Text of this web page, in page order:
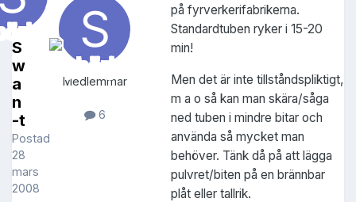
S
w
a
n
-t
Postad
28
mars
2008
Medlemmar
6
på fyrverkerifabrikerna.
Standardtuben ryker i 15-20
min!
Men det är inte tillståndspliktigt,
m a o så kan man skära/såga
ned tuben i mindre bitar och
använda så mycket man
behöver. Tänk då på att lägga
pulvret/biten på en brännbar
plåt eller tallrik.